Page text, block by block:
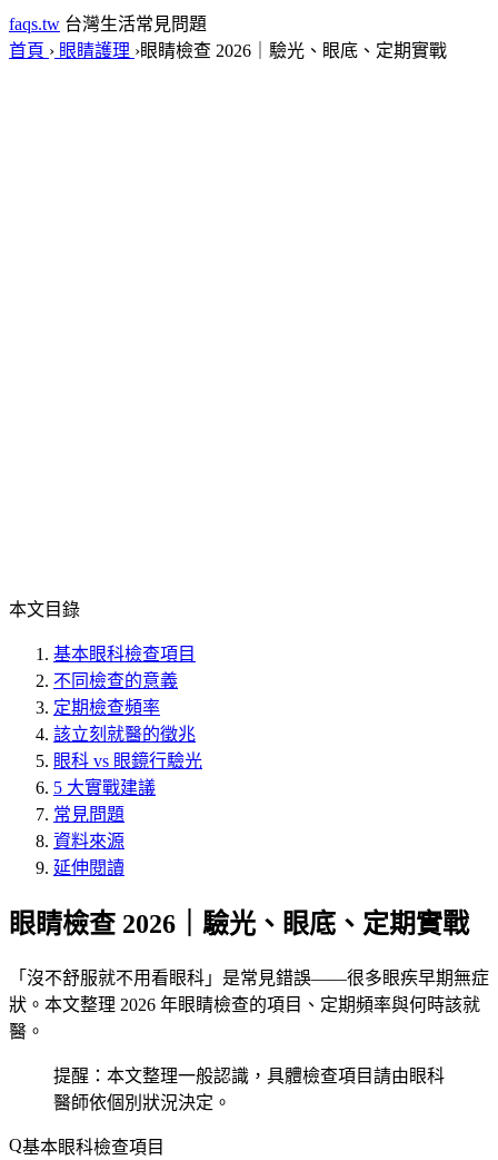
faqs.tw 台灣生活常見問題
首頁 › 眼睛護理 ›眼睛檢查 2026｜驗光、眼底、定期實戰
本文目錄
基本眼科檢查項目
不同檢查的意義
定期檢查頻率
該立刻就醫的徵兆
眼科 vs 眼鏡行驗光
5 大實戰建議
常見問題
資料來源
延伸閱讀
眼睛檢查 2026｜驗光、眼底、定期實戰
「 沒不舒服就不用看眼科 」是常見錯誤——很多眼疾早期無症
狀。本文整理 2026 年眼睛檢查的項目、定期頻率與何時該就
醫。
提醒：本文整理一般認識，具體檢查項目請由眼科
醫師依個別狀況決定。
基本眼科檢查項目